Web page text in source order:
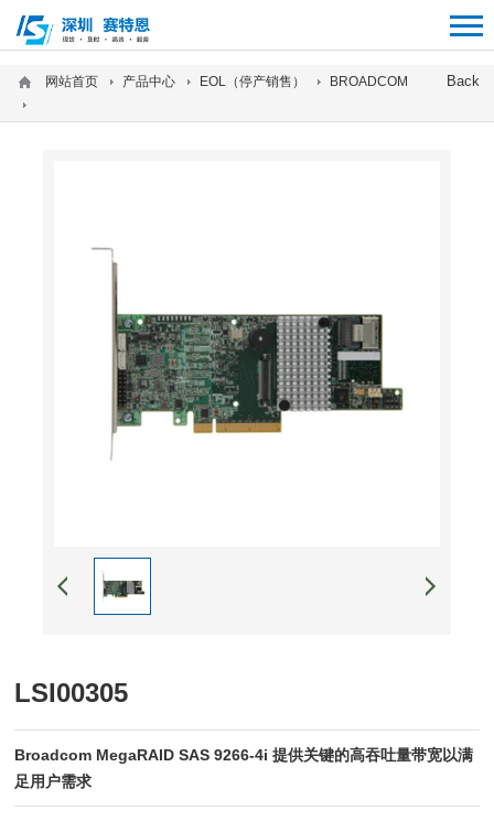
Back
网站首页 产品中心 EOL（停产销售） BROADCOM
LSI00305
Broadcom MegaRAID SAS 9266-4i 提供关键的高吞吐量带宽以满
足用户需求